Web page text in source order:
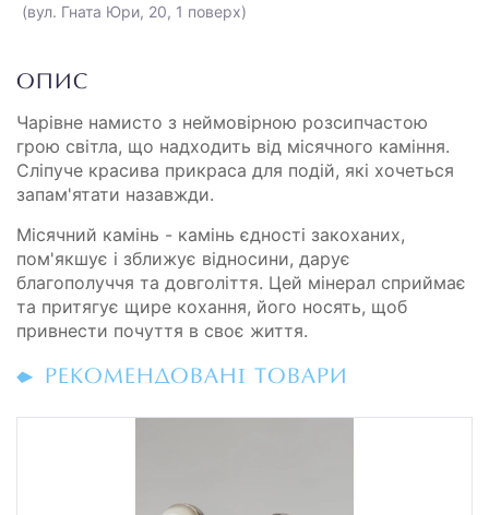
(вул. Гната Юри, 20, 1 поверх)
ОПИС
Чарівне намисто з неймовірною розсипчастою
грою світла, що надходить від місячного каміння.
Сліпуче красива прикраса для подій, які хочеться
запам'ятати назавжди.
Місячний камінь - камінь єдності закоханих,
пом'якшує і зближує відносини, дарує
благополуччя та довголіття. Цей мінерал сприймає
та притягує щире кохання, його носять, щоб
привнести почуття в своє життя.
РЕКОМЕНДОВАНІ ТОВАРИ